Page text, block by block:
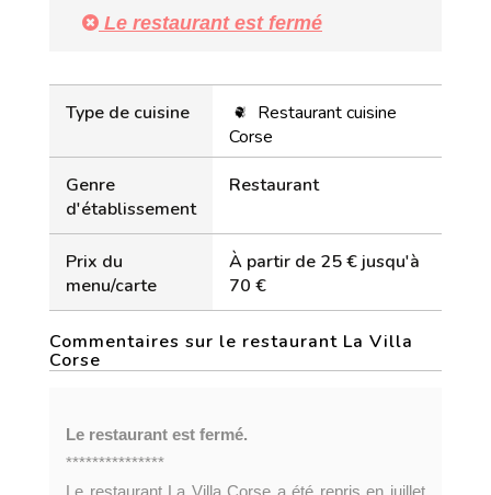
Le restaurant est fermé
Type de cuisine
Restaurant cuisine
Corse
Genre
d'établissement
Restaurant
Prix du
menu/carte
À partir de 25 € jusqu'à
70 €
Commentaires sur le restaurant La Villa
Corse
Le restaurant est fermé.
***************
Le restaurant La Villa Corse a été repris en juillet